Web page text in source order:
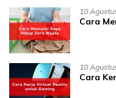
10
Cara
10
Cara